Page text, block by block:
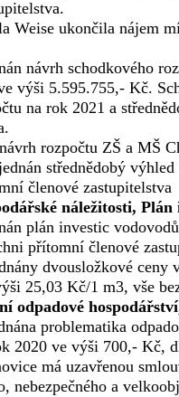
Weise ukončila nájem
návrh schodkového
výši 5.595.755,- Kč.
na rok 2021 a
rozpočtu ZŠ a MŠ
střednědobý
členové zastupitelstva
náležitosti,
plán investic
přítomní členové
dvousložkové ceny
25,03 Kč/1 m3, vše
odpadové
problematika
2020 ve výši 700,- Kč,
má uzavřenou
nebezpečného a